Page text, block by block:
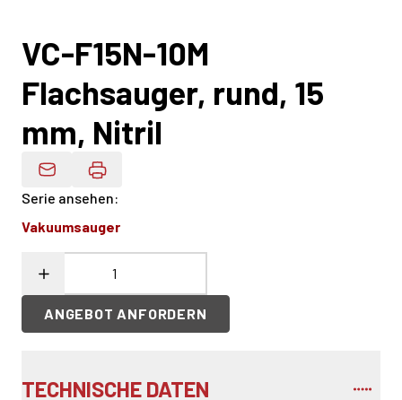
VC-F15N-10M
Flachsauger, rund, 15
mm, Nitril
Produktdaten Per E-Mail
Serie ansehen:
Vakuumsauger
ANGEBOT ANFORDERN
TECHNISCHE DATEN